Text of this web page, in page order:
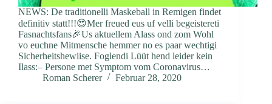
NEWS: De traditionelli Maskeball in Remigen findet
definitiv statt!!!😍Mer freued eus uf velli begeistereti
Fasnachtsfans🎉Us aktuellem Alass ond zom Wohl
vo euchne Mitmensche hemmer no es paar wechtigi
Sicherheitshewiise. Foglendi Lüüt hend leider kein
Ilass:– Persone met Symptom vom Coronavirus…
Roman Scherer
Februar 28, 2020